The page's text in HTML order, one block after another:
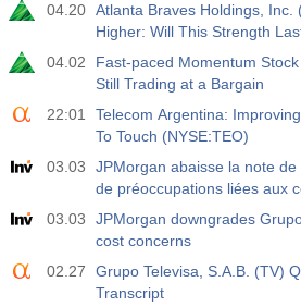
04.20 Atlanta Braves Holdings, Inc.
Higher: Will This Strength
04.02
Fast-paced Momentum
Still Trading at a Bargain
22:01
Telecom Argentina:
To Touch (NYSE:TEO)
03.03
JPMorgan abaisse la note
de préoccupations liées aux
03.03
JPMorgan downgrades
cost concerns
02.27
Grupo Televisa, S.A.B. (TV)
Transcript